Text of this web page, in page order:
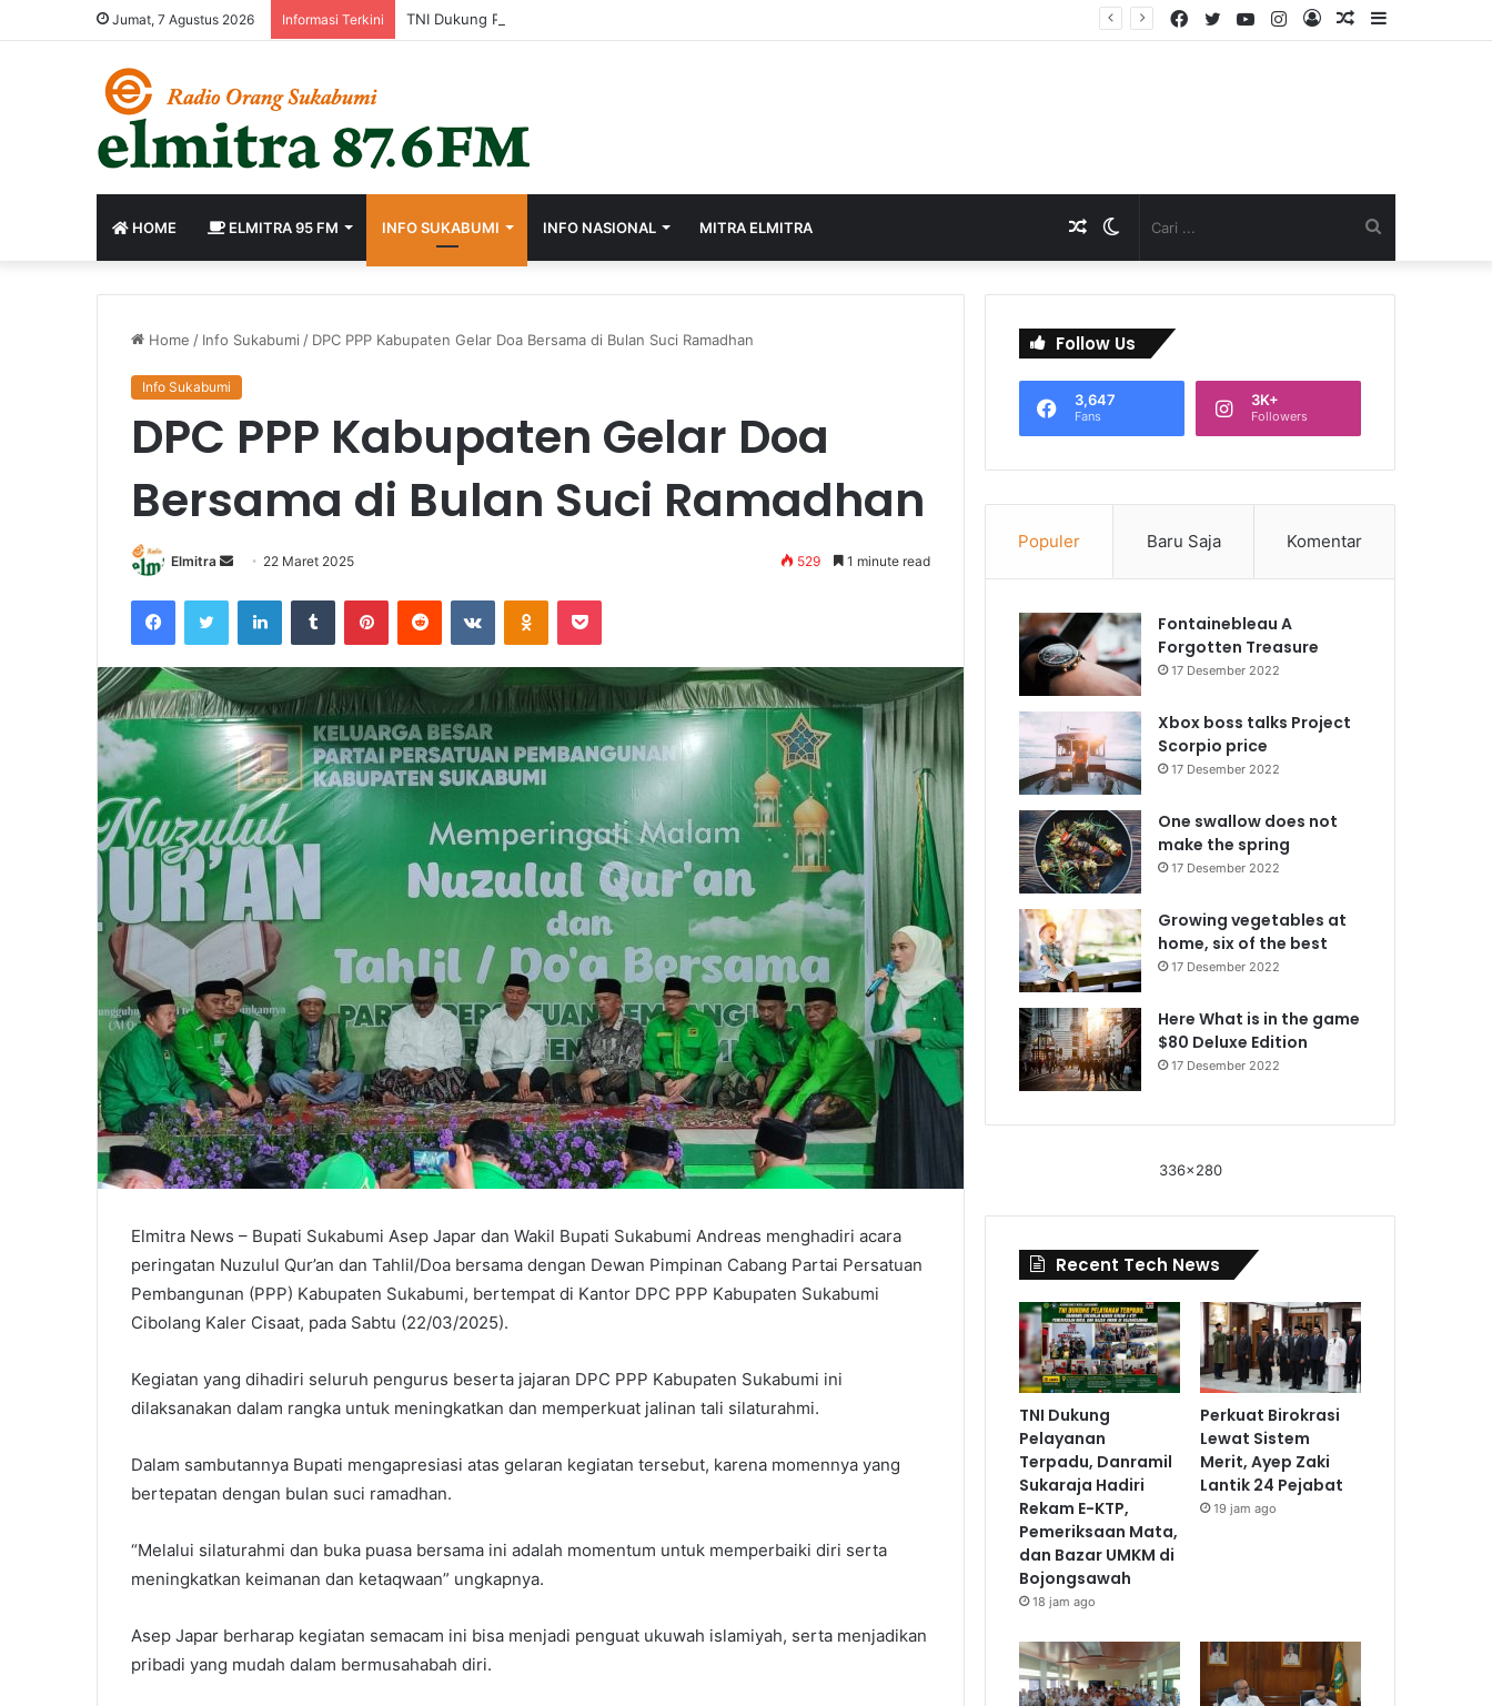
Jumat, 7 Agustus 2026 Informasi Terkini Sidebar
Artikel
Log
Instagram
YouTube
Twitter
Facebook
HOME ELMITRA 95 FM INFO SUKABUMI INFO NASIONAL MITRA ELMITRA
...
Switch
skin
Artikel
Acak
Home / Info Sukabumi / DPC PPP Kabupaten Gelar Doa Bersama di Bulan Suci Ramadhan
Info Sukabumi
DPC PPP Kabupaten Gelar Doa
Bersama di Bulan Suci Ramadhan
Elmitra
Send
email
22 Maret 2025 529 1 minute read
FacebookTwitter LinkedInTumblr PinterestReddit VKontakteOdnoklassniki
Pocket
Elmitra News – Bupati Sukabumi Asep Japar dan Wakil Bupati Sukabumi Andreas menghadiri acara
peringatan Nuzulul Qur’an dan Tahlil/Doa bersama dengan Dewan Pimpinan Cabang Partai Persatuan
Pembangunan (PPP) Kabupaten Sukabumi, bertempat di Kantor DPC PPP Kabupaten Sukabumi
Cibolang Kaler Cisaat, pada Sabtu (22/03/2025).
Kegiatan yang dihadiri seluruh pengurus beserta jajaran DPC PPP Kabupaten Sukabumi ini
dilaksanakan dalam rangka untuk meningkatkan dan memperkuat jalinan tali silaturahmi.
Dalam sambutannya Bupati mengapresiasi atas gelaran kegiatan tersebut, karena momennya yang
bertepatan dengan bulan suci ramadhan.
“Melalui silaturahmi dan buka puasa bersama ini adalah momentum untuk memperbaiki diri serta
meningkatkan keimanan dan ketaqwaan” ungkapnya.
Asep Japar berharap kegiatan semacam ini bisa menjadi penguat ukuwah islamiyah, serta menjadikan
pribadi yang mudah dalam bermusahabah diri.
Follow Us
3,647
Fans
3K+
Followers
Populer Baru Saja Komentar
Fontainebleau A
Forgotten Treasure
17 Desember 2022
Xbox boss talks Project
Scorpio price
17 Desember 2022
One swallow does not
make the spring
17 Desember 2022
Growing vegetables at
home, six of the best
17 Desember 2022
Here What is in the game
$80 Deluxe Edition
17 Desember 2022
336x280
Recent Tech News
TNI Dukung
Pelayanan
Terpadu, Danramil
Sukaraja Hadiri
Rekam E-KTP,
Pemeriksaan Mata,
dan Bazar UMKM di
Bojongsawah
18 jam ago
Perkuat Birokrasi
Lewat Sistem
Merit, Ayep Zaki
Lantik 24 Pejabat
19 jam ago